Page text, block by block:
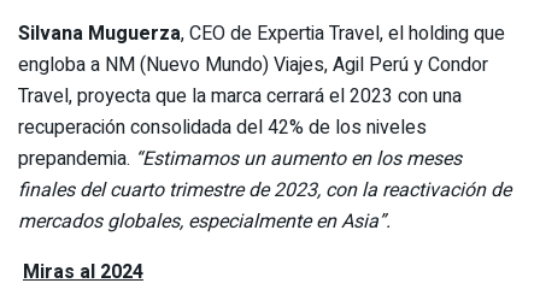
Silvana Muguerza, CEO de Expertia Travel, el holding que
engloba a NM (Nuevo Mundo) Viajes, Agil Perú y Condor
Travel, proyecta que la marca cerrará el 2023 con una
recuperación consolidada del 42% de los niveles
prepandemia. “Estimamos un aumento en los meses
finales del cuarto trimestre de 2023, con la reactivación de
mercados globales, especialmente en Asia”.
Miras al 2024